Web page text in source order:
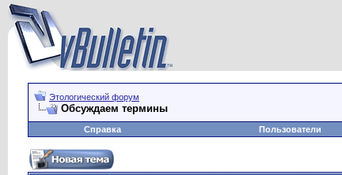
Этологический форум
Обсуждаем термины
Справка
Пользователи